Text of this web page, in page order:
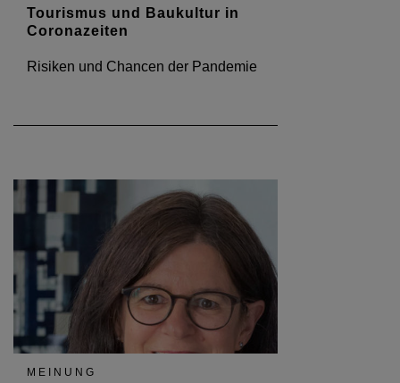
Tourismus und Baukultur in
Coronazeiten
Risiken und Chancen der Pandemie
MEINUNG